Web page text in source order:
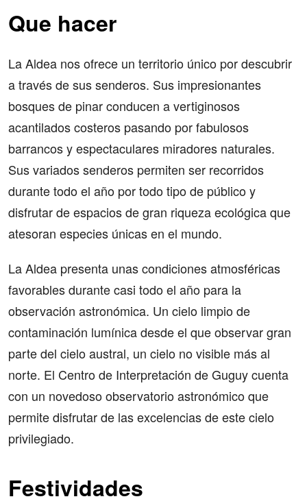
Que hacer
La Aldea nos ofrece un territorio único por descubrir
a través de sus senderos. Sus impresionantes
bosques de pinar conducen a vertiginosos
acantilados costeros pasando por fabulosos
barrancos y espectaculares miradores naturales.
Sus variados senderos permiten ser recorridos
durante todo el año por todo tipo de público y
disfrutar de espacios de gran riqueza ecológica que
atesoran especies únicas en el mundo.
La Aldea presenta unas condiciones atmosféricas
favorables durante casi todo el año para la
observación astronómica. Un cielo limpio de
contaminación lumínica desde el que observar gran
parte del cielo austral, un cielo no visible más al
norte. El Centro de Interpretación de Guguy cuenta
con un novedoso observatorio astronómico que
permite disfrutar de las excelencias de este cielo
privilegiado.
Festividades